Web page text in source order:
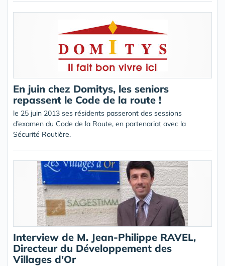
En juin chez Domitys, les seniors
repassent le Code de la route !
le 25 juin 2013 ses résidents passeront des sessions
d’examen du Code de la Route, en partenariat avec la
Sécurité Routière.
Interview de M. Jean-Philippe RAVEL,
Directeur du Développement des
Villages d'Or